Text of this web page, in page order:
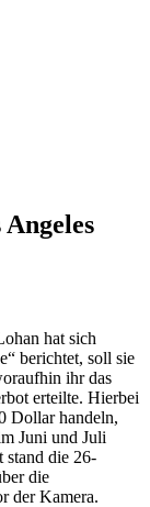
hat sich
berichtet, soll sie
ihr das
erteilte. Hierbei
Dollar handeln,
Juni und Juli
stand die 26-
die
der Kamera.